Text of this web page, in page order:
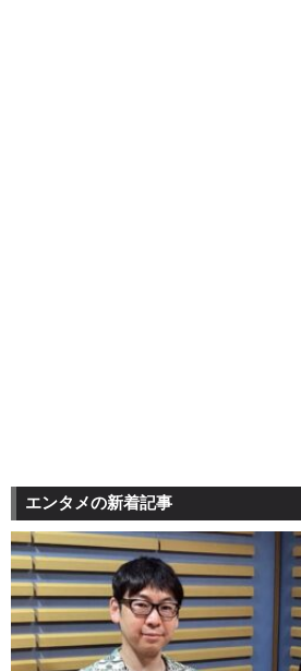
エンタメの新着記事